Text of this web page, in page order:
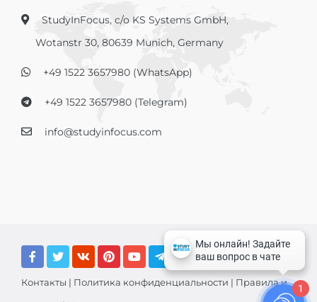
StudyInFocus, c/o KS Systems GmbH,
Wotanstr 30, 80639 Munich, Germany
+49 1522 3657980 (WhatsApp)
+49 1522 3657980 (Telegram)
info@studyinfocus.com
Контакты | Политика конфиденциальности | Правила и
1